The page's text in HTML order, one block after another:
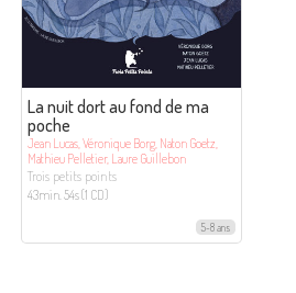
La nuit dort au fond de ma
poche
Jean Lucas, Véronique Borg, Naton Goetz,
Mathieu Pelletier, Laure Guillebon
Trois petits points
43min. 54s (1 CD)
5-8 ans